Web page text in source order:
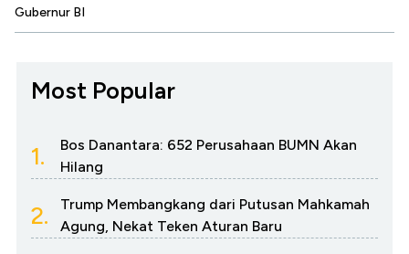
Gubernur BI
Most Popular
1.
Bos Danantara: 652 Perusahaan BUMN Akan
Hilang
2.
Trump Membangkang dari Putusan Mahkamah
Agung, Nekat Teken Aturan Baru